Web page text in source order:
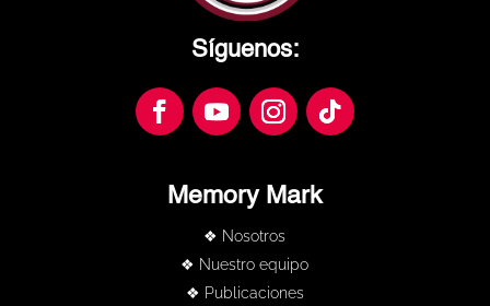
Síguenos:
Memory Mark
❖ Nosotros
❖ Nuestro equipo
❖ Publicaciones